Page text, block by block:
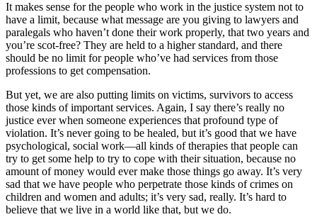
It makes sense for the people who work in the justice system not to
have a limit, because what message are you giving to lawyers and
paralegals who haven’t done their work properly, that two years and
you’re scot-free? They are held to a higher standard, and there
should be no limit for people who’ve had services from those
professions to get compensation.
But yet, we are also putting limits on victims, survivors to access
those kinds of important services. Again, I say there’s really no
justice ever when someone experiences that profound type of
violation. It’s never going to be healed, but it’s good that we have
psychological, social work—all kinds of therapies that people can
try to get some help to try to cope with their situation, because no
amount of money would ever make those things go away. It’s very
sad that we have people who perpetrate those kinds of crimes on
children and women and adults; it’s very sad, really. It’s hard to
believe that we live in a world like that, but we do.